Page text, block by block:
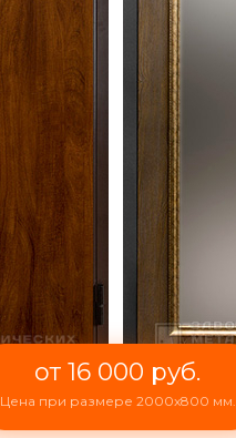
от 16 000 руб.
Цена при размере 2000x800 мм.